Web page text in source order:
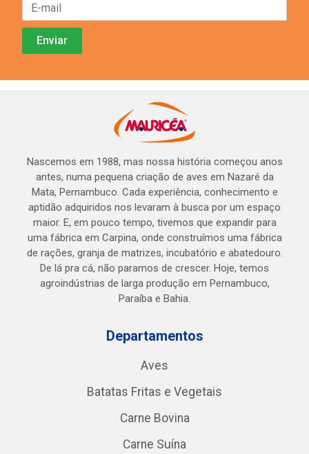
Nascemos em 1988, mas nossa história começou anos
antes, numa pequena criação de aves em Nazaré da
Mata, Pernambuco. Cada experiência, conhecimento e
aptidão adquiridos nos levaram à busca por um espaço
maior. E, em pouco tempo, tivemos que expandir para
uma fábrica em Carpina, onde construímos uma fábrica
de rações, granja de matrizes, incubatório e abatedouro.
De lá pra cá, não paramos de crescer. Hoje, temos
agroindústrias de larga produção em Pernambuco,
Paraíba e Bahia.
Departamentos
Aves
Batatas Fritas e Vegetais
Carne Bovina
Carne Suína